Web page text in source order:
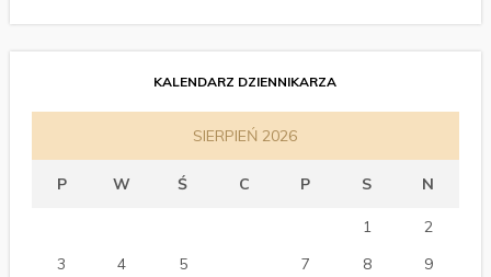
KALENDARZ DZIENNIKARZA
SIERPIEŃ 2026
P W Ś C P S N
1
2
3
4 5 7 8
9